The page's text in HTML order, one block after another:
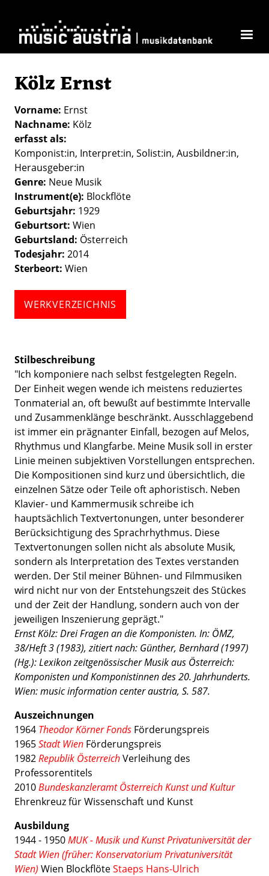
Kölz Ernst
Vorname Ernst
Nachname Kölz
erfasst als
Komponist:in Interpret:in Solist:in Ausbildner:in
Herausgeber:in
Genre Neue Musik
Instrument(e) Blockflöte
Geburtsjahr 1929
Geburtsort Wien
Geburtsland Österreich
Todesjahr 2014
Sterbeort Wien
WERKVERZEICHNIS
Stilbeschreibung
"Ich komponiere nach selbst festgelegten Regeln.
Der Einheit wegen wende ich meistens reduziertes
Tonmaterial an, oft bewußt auf bestimmte Intervalle
und Zusammenklänge beschränkt. Ausschlaggebend
ist immer ein prägnanter Einfall, bezogen auf Melos,
Rhythmus und Klangfarbe. Meine Musik soll in erster
Linie meinen subjektiven Vorstellungen entsprechen.
Die Kompositionen sind kurz und übersichtlich, die
einzelnen Sätze oder Teile oft aphoristisch. Neben
Klavier- und Kammermusik schreibe ich
hauptsächlich Textvertonungen, unter besonderer
Berücksichtigung des Sprachrhythmus. Diese
Textvertonungen sollen nicht als absolute Musik,
sondern als Interpretation des Textes verstanden
werden. Der Stil meiner Bühnen- und Filmmusiken
wird nicht nur von der Entstehungszeit des Stückes
und der Zeit der Handlung, sondern auch von der
jeweiligen Inszenierung geprägt."
Ernst Kölz: Drei Fragen an die Komponisten. In: ÖMZ,
38/Heft 3 (1983), zitiert nach: Günther, Bernhard (1997)
(Hg.): Lexikon zeitgenössischer Musik aus Österreich:
Komponisten und Komponistinnen des 20. Jahrhunderts.
Wien: music information center austria, S. 587.
Auszeichnungen
1964 Theodor Körner Fonds Förderungspreis
1965Stadt Wien Förderungspreis
1982Republik ÖsterreichVerleihung des
Professorentitels
2010Bundeskanzleramt Österreich Kunst und Kultur
Ehrenkreuz für Wissenschaft und Kunst
Ausbildung
1944 - 1950MUK - Musik und Kunst Privatuniversität der
Stadt Wien (früher: Konservatorium Privatuniversität
Wien) Wien BlockflöteStaeps Hans-Ulrich